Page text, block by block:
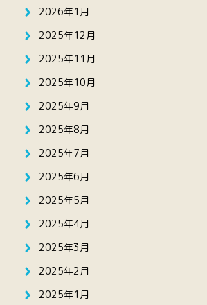
2026年1月
2025年12月
2025年11月
2025年10月
2025年9月
2025年8月
2025年7月
2025年6月
2025年5月
2025年4月
2025年3月
2025年2月
2025年1月